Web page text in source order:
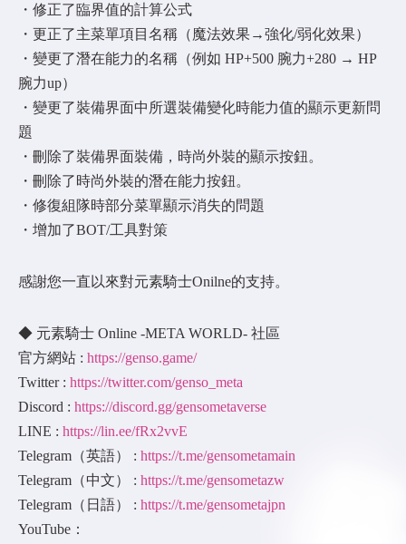
・修正了臨界值的計算公式
・更正了主菜單項目名稱（魔法效果→強化/弱化效果）
・變更了潛在能力的名稱（例如 HP+500 腕力+280 → HP
腕力up）
・變更了裝備界面中所選裝備變化時能力值的顯示更新問
題
・刪除了裝備界面裝備，時尚外裝的顯示按鈕。
・刪除了時尚外裝的潛在能力按鈕。
・修復組隊時部分菜單顯示消失的問題
・增加了BOT/工具對策
感謝您一直以來對元素騎士Onilne的支持。
◆ 元素騎士 Online -META WORLD- 社區
官方網站 : https://genso.game/
Twitter : https://twitter.com/genso_meta
Discord : https://discord.gg/gensometaverse
LINE : https://lin.ee/fRx2vvE
Telegram（英語） : https://t.me/gensometamain
Telegram（中文） : https://t.me/gensometazw
Telegram（日語） : https://t.me/gensometajpn
YouTube：